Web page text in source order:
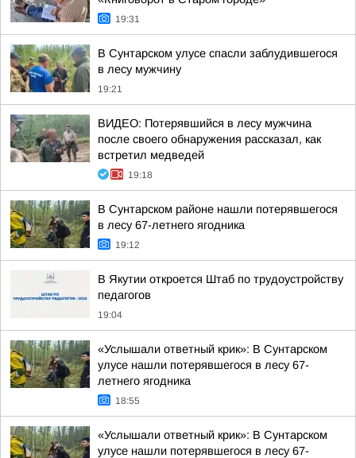
19:31
В Сунтарском улусе спасли заблудившегося
в лесу мужчину
19:21
ВИДЕО: Потерявшийся в лесу мужчина
после своего обнаружения рассказал, как
встретил медведей
19:18
В Сунтарском районе нашли потерявшегося
в лесу 67-летнего ягодника
19:12
В Якутии откроется Штаб по трудоустройству
педагогов
19:04
«Услышали ответный крик»: В Сунтарском
улусе нашли потерявшегося в лесу 67-
летнего ягодника
18:55
«Услышали ответный крик»: В Сунтарском
улусе нашли потерявшегося в лесу 67-